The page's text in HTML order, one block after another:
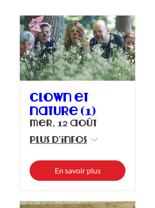
Clown et
nature (1)
mer. 12 août
Plus d'infos
En savoir plus